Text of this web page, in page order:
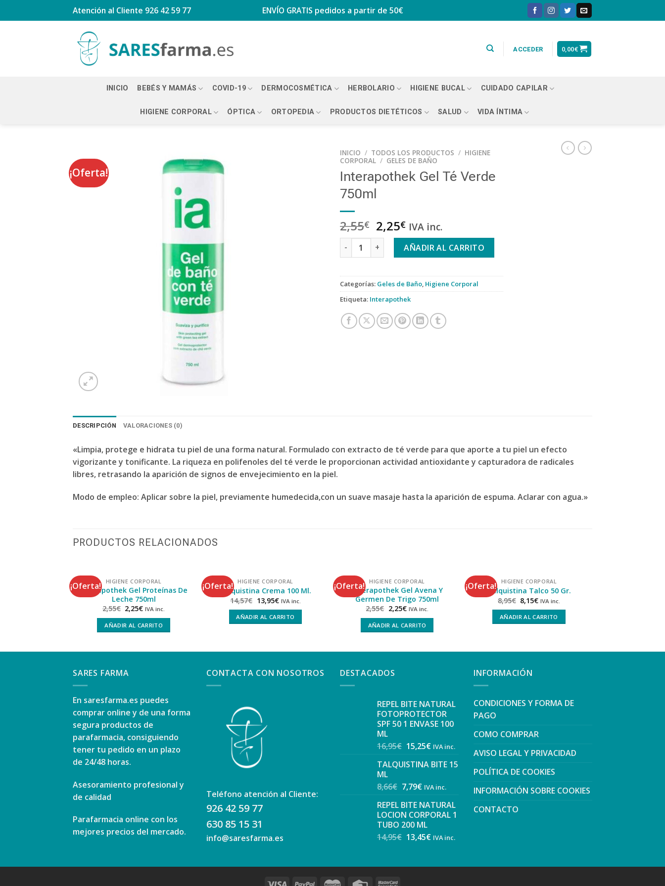
Atención al Cliente 926 42 59 77 ENVÍO GRATIS pedidos a partir de 50€
ACCEDER 0,00€
INICIO BEBÉS Y MAMÁS COVID-19 DERMOCOSMÉTICA HERBOLARIO HIGIENE BUCAL CUIDADO CAPILAR
HIGIENE CORPORAL ÓPTICA ORTOPEDIA PRODUCTOS DIETÉTICOS SALUD VIDA ÍNTIMA
¡Oferta!
INICIO / TODOS LOS PRODUCTOS / HIGIENE
CORPORAL / GELES DE BAÑO
Interapothek Gel Té Verde
750ml
2,55€ 2,25€ IVA inc.
Interapothek Gel Té Verde 750ml cantidad
AÑADIR AL CARRITO
Categorías: Geles de Baño, Higiene Corporal
Etiqueta: Interapothek
DESCRIPCIÓN VALORACIONES (0)
«Limpia, protege e hidrata tu piel de una forma natural. Formulado con extracto de té verde para que aporte a tu piel un efecto
vigorizante y tonificante. La riqueza en polifenoles del té verde le proporcionan actividad antioxidante y capturadora de radicales
libres, retrasando la aparición de signos de envejecimiento en la piel.
Modo de empleo: Aplicar sobre la piel, previamente humedecida,con un suave masaje hasta la aparición de espuma. Aclarar con agua.»
PRODUCTOS RELACIONADOS
¡Oferta! HIGIENE CORPORAL
Interapothek Gel Proteínas De
Leche 750ml
2,55€ 2,25€ IVA inc.
AÑADIR AL CARRITO
¡Oferta! HIGIENE CORPORAL
Talquistina Crema 100 Ml.
14,57€ 13,95€ IVA inc.
AÑADIR AL CARRITO
¡Oferta! HIGIENE CORPORAL
Interapothek Gel Avena Y
Germen De Trigo 750ml
2,55€ 2,25€ IVA inc.
AÑADIR AL CARRITO
¡Oferta! HIGIENE CORPORAL
Talquistina Talco 50 Gr.
8,95€ 8,15€ IVA inc.
AÑADIR AL CARRITO
SARES FARMA
En saresfarma.es puedes
comprar online y de una forma
segura productos de
parafarmacia, consiguiendo
tener tu pedido en un plazo
de 24/48 horas.
Asesoramiento profesional y
de calidad
Parafarmacia online con los
mejores precios del mercado.
CONTACTA CON NOSOTROS
Teléfono atención al Cliente:
926 42 59 77
630 85 15 31
info@saresfarma.es
DESTACADOS
REPEL BITE NATURAL
FOTOPROTECTOR
SPF 50 1 ENVASE 100
ML
16,95€ 15,25€ IVA inc.
TALQUISTINA BITE 15
ML
8,66€ 7,79€ IVA inc.
REPEL BITE NATURAL
LOCION CORPORAL 1
TUBO 200 ML
14,95€ 13,45€ IVA inc.
INFORMACIÓN
CONDICIONES Y FORMA DE
PAGO
COMO COMPRAR
AVISO LEGAL Y PRIVACIDAD
POLÍTICA DE COOKIES
INFORMACIÓN SOBRE COOKIES
CONTACTO